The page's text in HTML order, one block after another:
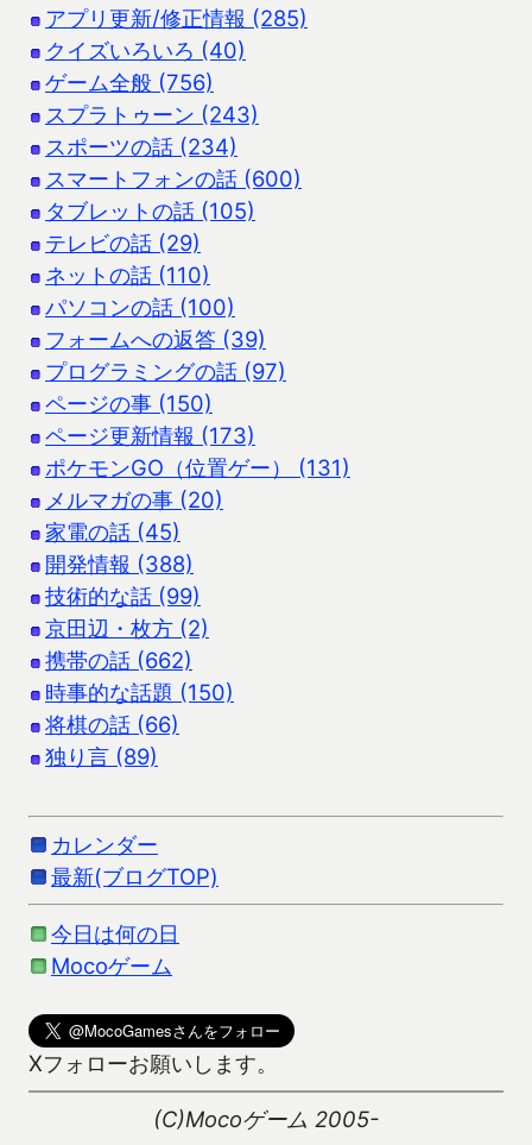
アプリ更新/修正情報 (285)
クイズいろいろ (40)
ゲーム全般 (756)
スプラトゥーン (243)
スポーツの話 (234)
スマートフォンの話 (600)
タブレットの話 (105)
テレビの話 (29)
ネットの話 (110)
パソコンの話 (100)
フォームへの返答 (39)
プログラミングの話 (97)
ページの事 (150)
ページ更新情報 (173)
ポケモンGO（位置ゲー） (131)
メルマガの事 (20)
家電の話 (45)
開発情報 (388)
技術的な話 (99)
京田辺・枚方 (2)
携帯の話 (662)
時事的な話題 (150)
将棋の話 (66)
独り言 (89)
カレンダー
最新(ブログTOP)
今日は何の日
Mocoゲーム
Xフォローお願いします。
(C)Mocoゲーム 2005-